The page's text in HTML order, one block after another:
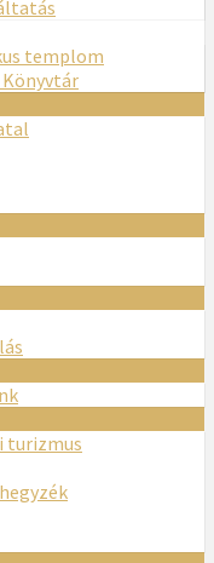
templom
Könyvtár
turizmus